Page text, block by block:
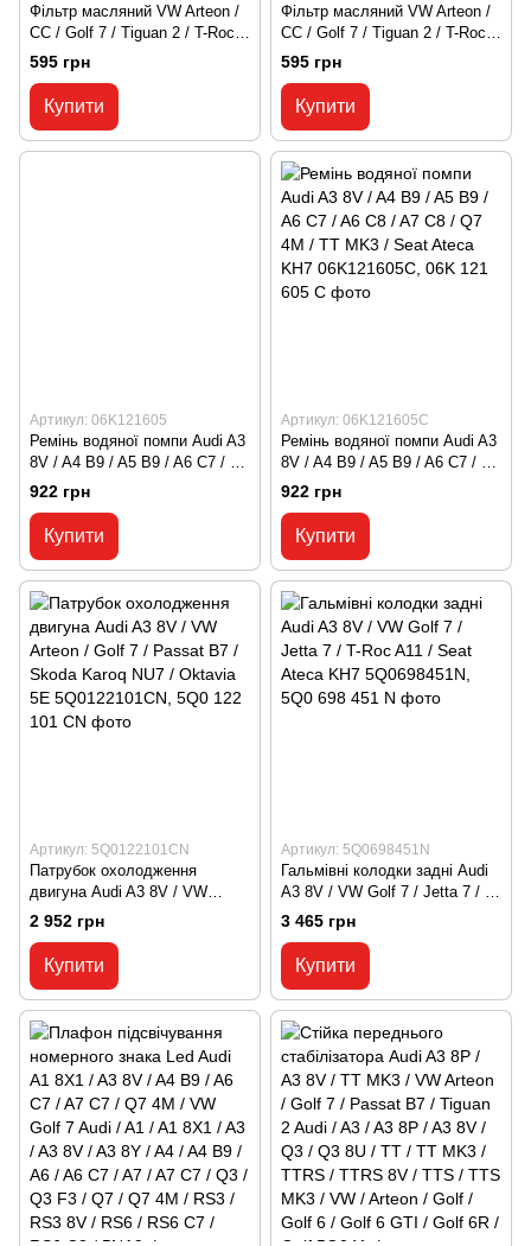
Фільтр масляний VW Arteon /
CC / Golf 7 / Tiguan 2 / T-Roc
A11 / Seat Ateca KH7
03N115562, 03N 115 562
595 грн
Купити
Фільтр масляний VW Arteon /
CC / Golf 7 / Tiguan 2 / T-Roc
A11 / Seat Ateca KH7
03N115562B, 03N 115 562 B
595 грн
Купити
Артикул: 06K121605
Ремінь водяної помпи Audi A3
8V / A4 B9 / A5 B9 / A6 C7 / A6
C8 / A7 C8 / Q7 4M / TT MK3 /
Seat Ateca KH7 06K121605,
06K 121 605
922 грн
Купити
Артикул: 06K121605C
Ремінь водяної помпи Audi A3
8V / A4 B9 / A5 B9 / A6 C7 / A6
C8 / A7 C8 / Q7 4M / TT MK3 /
Seat Ateca KH7 06K121605C,
06K 121 605 C
922 грн
Купити
Артикул: 5Q0122101CN
Патрубок охолодження
двигуна Audi A3 8V / VW
Arteon / Golf 7 / Passat B7 /
Skoda Karoq NU7 / Oktavia 5E
5Q0122101CN, 5Q0 122 101
CN
2 952 грн
Купити
Артикул: 5Q0698451N
Гальмівні колодки задні Audi
A3 8V / VW Golf 7 / Jetta 7 / T-
Roc A11 / Seat Ateca KH7
5Q0698451N, 5Q0 698 451 N
3 465 грн
Купити